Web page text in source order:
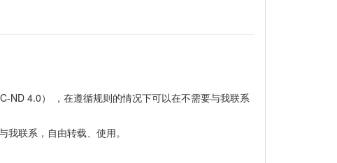
ND 4.0） ，在遵循规则的情况下可以在不需要与我联系
联系，自由转载、使用。